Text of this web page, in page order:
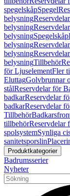
spegelskåpSpegel
belysning
belysning
belysningSpegelskåp
belysning
belysning
belysningTillbehör
för LjuselementFler
EluttagGolvbrunnar
stålReservdelar för
badkarReservdelar
badkarReservdelar
Tillbehör
tillbehörReservdelar
spolsystemSynliga
sanitetsporslin
Produktkategorier
Badrumsserier
Nyheter